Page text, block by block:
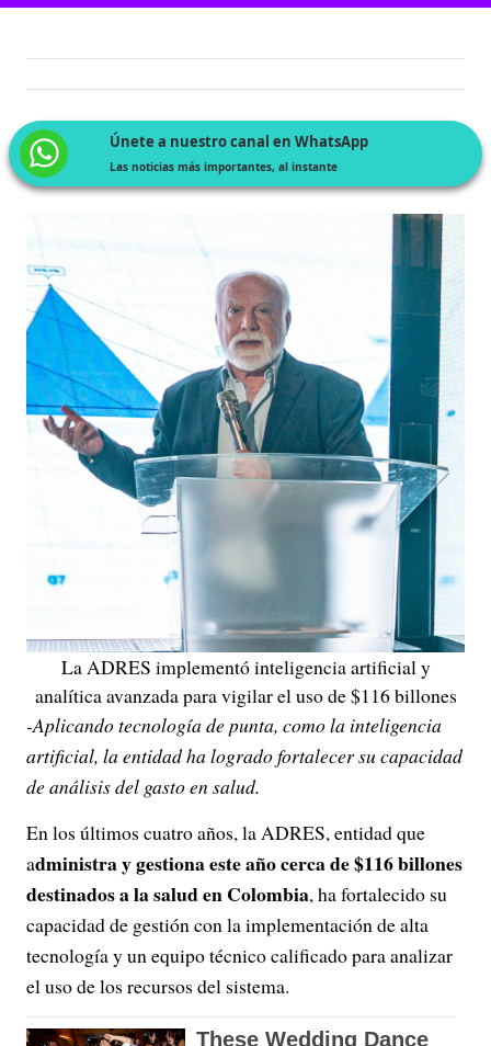
Únete a nuestro canal en WhatsApp
Las noticias más importantes, al instante
La ADRES implementó inteligencia artificial y
analítica avanzada para vigilar el uso de $116 billones
-Aplicando tecnología de punta, como la inteligencia
artificial, la entidad ha logrado fortalecer su capacidad
de análisis del gasto en salud.
En los últimos cuatro años, la ADRES, entidad que
administra y gestiona este año cerca de $116 billones
destinados a la salud en Colombia, ha fortalecido su
capacidad de gestión con la implementación de alta
tecnología y un equipo técnico calificado para analizar
el uso de los recursos del sistema.